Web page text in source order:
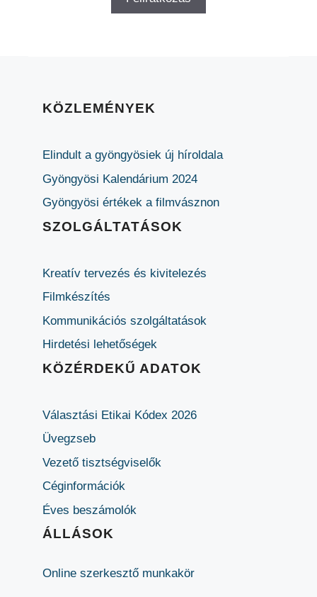
KÖZLEMÉNYEK
Elindult a gyöngyösiek új híroldala
Gyöngyösi Kalendárium 2024
Gyöngyösi értékek a filmvásznon
SZOLGÁLTATÁSOK
Kreatív tervezés és kivitelezés
Filmkészítés
Kommunikációs szolgáltatások
Hirdetési lehetőségek
KÖZÉRDEKŰ ADATOK
Választási Etikai Kódex 2026
Üvegzseb
Vezető tisztségviselők
Céginformációk
Éves beszámolók
ÁLLÁSOK
Online szerkesztő munkakör